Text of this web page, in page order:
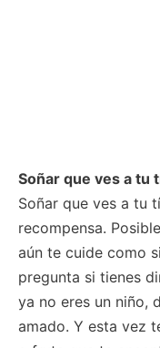
Soñar que ves a tu
Soñar que ves a tu
recompensa.
aún te cuide como
pregunta si tienes
ya no eres un niño,
amado. Y esta vez